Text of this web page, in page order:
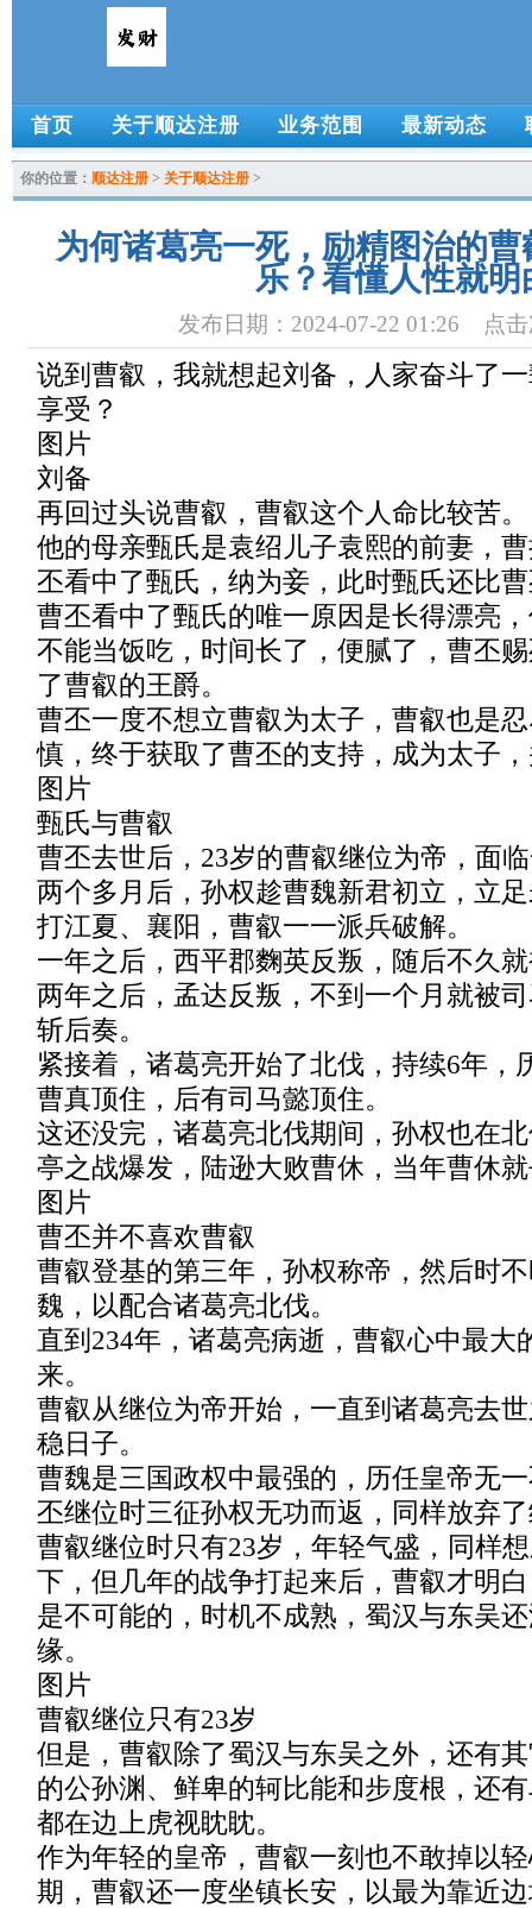
首页 关于顺达注册 业务范围 最新动态
你的位置： 顺达注册 > 关于顺达注册 >
为何诸葛亮一死，励精图治的
乐？看懂人性就明
发布日期：2024-07-22 01:26 点击
说到曹叡，我就想起刘备，人家奋斗了
享受？
图片
刘备
再回过头说曹叡，曹叡这个人命比较苦。
他的母亲甄氏是袁绍儿子袁熙的前妻，
丕看中了甄氏，纳为妾，此时甄氏还比
曹丕看中了甄氏的唯一原因是长得漂亮
不能当饭吃，时间长了，便腻了，曹丕
了曹叡的王爵。
曹丕一度不想立曹叡为太子，曹叡也是
慎，终于获取了曹丕的支持，成为太子
图片
甄氏与曹叡
曹丕去世后，23岁的曹叡继位为帝，面
两个多月后，孙权趁曹魏新君初立，立
打江夏、襄阳，曹叡一一派兵破解。
一年之后，西平郡麴英反叛，随后不久
两年之后，孟达反叛，不到一个月就被
斩后奏。
紧接着，诸葛亮开始了北伐，持续6年，
曹真顶住，后有司马懿顶住。
这还没完，诸葛亮北伐期间，孙权也在
亭之战爆发，陆逊大败曹休，当年曹休
图片
曹丕并不喜欢曹叡
曹叡登基的第三年，孙权称帝，然后时
魏，以配合诸葛亮北伐。
直到234年，诸葛亮病逝，曹叡心中最大
来。
曹叡从继位为帝开始，一直到诸葛亮去
稳日子。
曹魏是三国政权中最强的，历任皇帝无
丕继位时三征孙权无功而返，同样放弃
曹叡继位时只有23岁，年轻气盛，同样
下，但几年的战争打起来后，曹叡才明
是不可能的，时机不成熟，蜀汉与东吴
缘。
图片
曹叡继位只有23岁
但是，曹叡除了蜀汉与东吴之外，还有
的公孙渊、鲜卑的轲比能和步度根，还
都在边上虎视眈眈。
作为年轻的皇帝，曹叡一刻也不敢掉以
期，曹叡还一度坐镇长安，以最为靠近